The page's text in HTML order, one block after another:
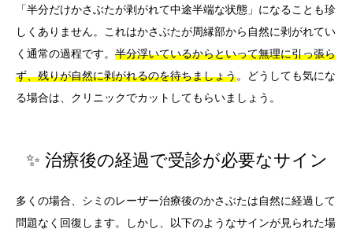
「半分だけかさぶたが剥がれて中途半端な状態」になることも珍
しくありません。これはかさぶたが周縁部から自然に剥がれてい
く通常の過程です。 半分浮いているからといって無理に引っ張ら
ず、残りが自然に剥がれるのを待ちましょう。どうしても気にな
る場合は、クリニックでカットしてもらいましょう。
✨ 治療後の経過で受診が必要なサイン
多くの場合、シミのレーザー治療後のかさぶたは自然に経過して
問題なく回復します。しかし、以下のようなサインが見られた場